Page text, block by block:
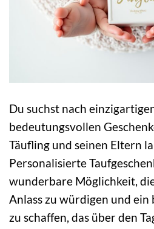
Du suchst nach
bedeutungsvollen
Täufling und seinen Eltern
Personalisierte
wunderbare Möglichkeit,
Anlass zu würdigen und ein
zu schaffen, das über den